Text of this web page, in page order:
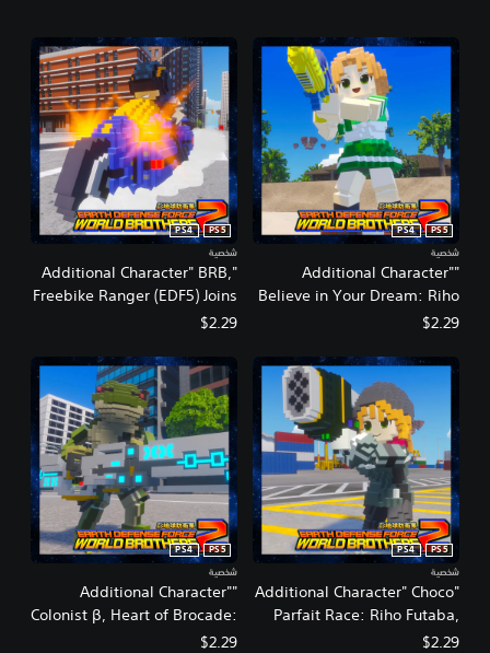
"Additional Character"
Believe in Your Dream: Riho
Futaba, Age 14 (Summer)
PS5
PS4
شخصية
$2.29
"Additional Character" BRB,
Freebike Ranger (EDF5) Joins
the Fight
PS5
PS4
شخصية
$2.29
"Additional Character" Choco
Parfait Race: Riho Futaba,
Age 19 (Winter) Joins the
PS5
PS4
شخصية
$2.29
"Additional Character"
Colonist β, Heart of Brocade:
Reskin
PS5
PS4
شخصية
$2.29